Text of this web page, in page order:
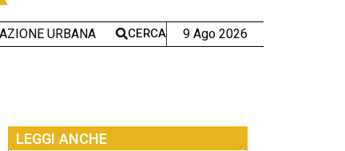
URBANA CERCA 9 Ago 2026
LEGGI ANCHE